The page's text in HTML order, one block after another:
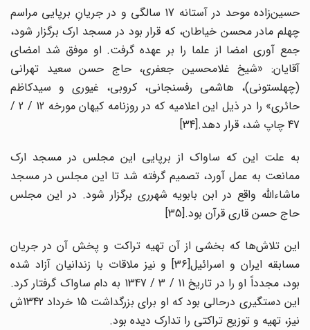
حسین‌زاده موحد در آستانه 17 سالگی و در جریانِ برپایی مراسم
چهلم مادر محسن خیاطان، که قرار بود در مسجد ارک برگزار شود،
جمع آوری امضا از علما را بر عهده گرفت. او موفق شد امضای
آقایان: «شیخ غلامحسین جعفری، حاج حسن سعید تهرانی
(چهلستونی)، هاشمی رفسنجانی، کروبی، غیوری و سیدکاظم
حائری» را در ذیل این اعلامیه که در روزنامه کیهان مورخه 12 / 2 /
47 چاپ شد، قرار دهد.[34]
به علت این که ساواک از برپایی این مجلس در مسجد ارک
ممانعت به عمل آورد، تصمیم گرفته شد تا این مجلس در مسجد
ماشاءالله واقع در ابن بابویه شهرری برگزار شود. در این مجلس
حاج حسن قاری قرآن بود.[35]
این تلاش‌ها که بخشی از آن تهیه تراکت و پخش آن در جریان
مسابقه ایران و اسرائیل[36] و نیز ملاقات با زندانیان آزاد شده
بود، مجدداً او را در تاریخ 11 / 3 / 1347 به دام ساواک گرفتار کرد.
این دستگیری درحالی بود که او برای بزرگداشت 15 خرداد 1342ش
نیز، تهیه و توزیع تراکتی را تدارک دیده بود.